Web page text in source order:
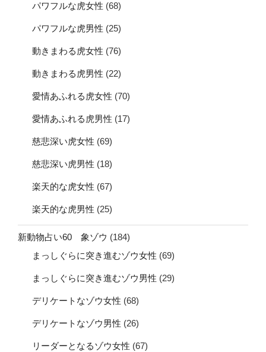
パワフルな虎女性 (68)
パワフルな虎男性 (25)
動きまわる虎女性 (76)
動きまわる虎男性 (22)
愛情あふれる虎女性 (70)
愛情あふれる虎男性 (17)
慈悲深い虎女性 (69)
慈悲深い虎男性 (18)
楽天的な虎女性 (67)
楽天的な虎男性 (25)
新動物占い60 象ゾウ (184)
まっしぐらに突き進むゾウ女性 (69)
まっしぐらに突き進むゾウ男性 (29)
デリケートなゾウ女性 (68)
デリケートなゾウ男性 (26)
リーダーとなるゾウ女性 (67)